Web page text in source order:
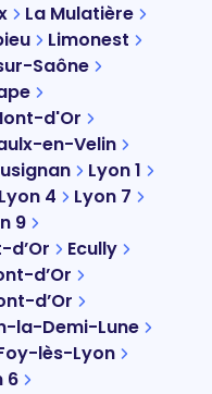
La Mulatière
Limonest
Saône
d'Or
en-Velin
Lyon 1
Lyon 4
Lyon 7
9
Ecully
d’Or
d’Or
la-Demi-Lune
lès-Lyon
6